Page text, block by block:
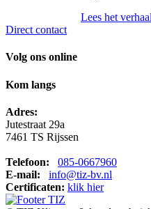
Lees het verhaal
Direct contact
Volg ons online
Kom langs
Adres:
Jutestraat 29a
7461 TS Rijssen
Telefoon:
085-0667960
E-mail:
info@tiz-bv.nl
Certificaten: klik hier